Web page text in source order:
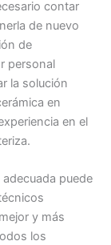
contar
de nuevo
de
personal
la solución
en
en el
puede
y más
los